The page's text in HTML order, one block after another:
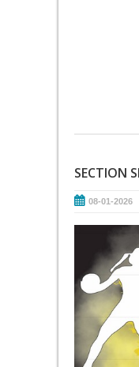
SECTION
08-01-2026